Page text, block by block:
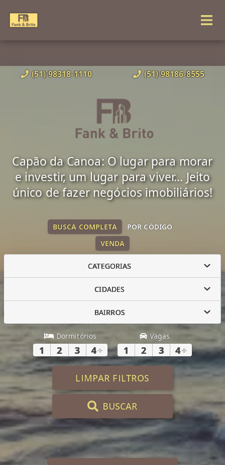
(51) 98318-1110 (51) 98186-8555
Capão da Canoa: O lugar para morar
e investir, um lugar para viver... Jeito
único de fazer negócios imobiliários!
VENDA
BUSCA COMPLETA POR CÓDIGO
CATEGORIAS
CIDADES
BAIRROS
Dormitórios
1 2 3 4+
Vagas
1 2 3 4+
LIMPAR FILTROS
BUSCAR